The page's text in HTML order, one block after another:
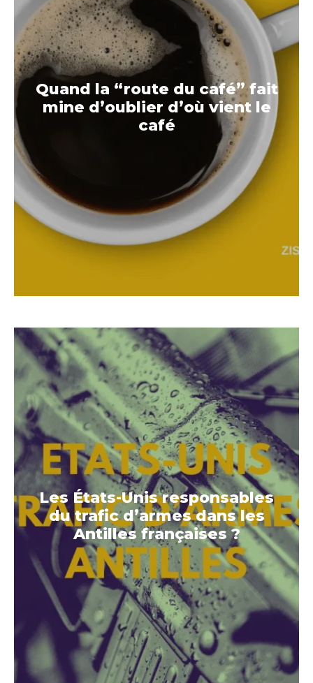
Quand la “route du café” fait
mine d’oublier d’où vient le
café
Les États-Unis responsables
du trafic d’armes dans les
Antilles françaises ?